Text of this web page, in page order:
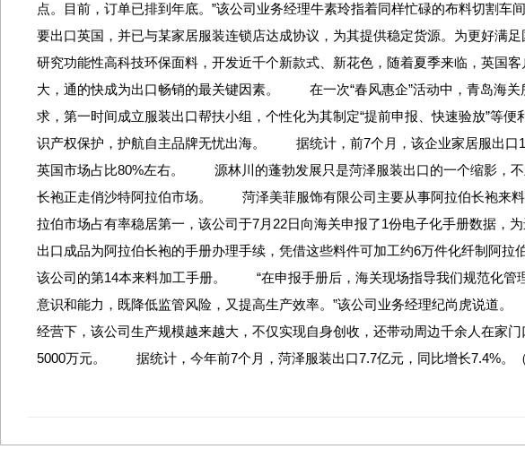
点。目前，订单已排到年底。”该公司业务经理牛素玲指着同样忙碌的布料切割车
要出口英国，并已与某家居服装连锁店达成协议，为其提供稳定货源。为更好满
研究功能性高科技环保面料，开发近千个新款式、新花色，随着夏季来临，英国
大，通的快成为出口畅销的最关键因素。 在一次“春风惠企”活动中，青岛海关
求，第一时间成立服装出口帮扶小组，个性化为其制定“提前申报、快速验放”等便
识产权保护，护航自主品牌无忧出海。 据统计，前7个月，该企业家居服出口
英国市场占比80%左右。 源林川的蓬勃发展只是菏泽服装出口的一个缩影，不
长袍正走俏沙特阿拉伯市场。 菏泽美菲服饰有限公司主要从事阿拉伯长袍来料
拉伯市场占有率稳居第一，该公司于7月22日向海关申报了1份电子化手册数据，
出口成品为阿拉伯长袍的手册办理手续，凭借这些料件可加工约6万件化纤制阿拉
该公司的第14本来料加工手册。 “在申报手册后，海关现场指导我们规范化管
意识和能力，既降低监管风险，又提高生产效率。”该公司业务经理纪尚虎说
经营下，该公司生产规模越来越大，不仅实现自身创收，还带动周边千余人在家
5000万元。 据统计，今年前7个月，菏泽服装出口7.7亿元，同比增长7.4%。（